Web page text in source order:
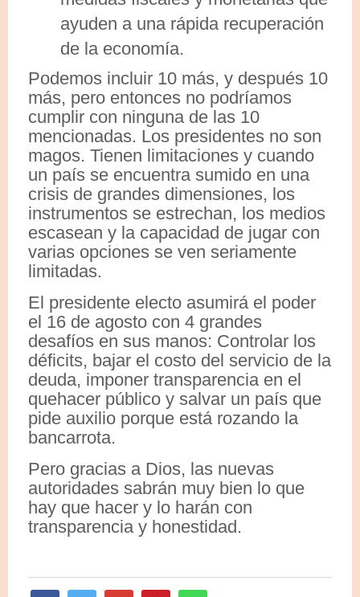
ayuden a una rápida recuperación
de la economía.
Podemos incluir 10 más, y después 10
más, pero entonces no podríamos
cumplir con ninguna de las 10
mencionadas. Los presidentes no son
magos. Tienen limitaciones y cuando
un país se encuentra sumido en una
crisis de grandes dimensiones, los
instrumentos se estrechan, los medios
escasean y la capacidad de jugar con
varias opciones se ven seriamente
limitadas.
El presidente electo asumirá el poder
el 16 de agosto con 4 grandes
desafíos en sus manos: Controlar los
déficits, bajar el costo del servicio de la
deuda, imponer transparencia en el
quehacer público y salvar un país que
pide auxilio porque está rozando la
bancarrota.
Pero gracias a Dios, las nuevas
autoridades sabrán muy bien lo que
hay que hacer y lo harán con
transparencia y honestidad.